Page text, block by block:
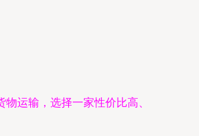
运输，选择一家性价比高、